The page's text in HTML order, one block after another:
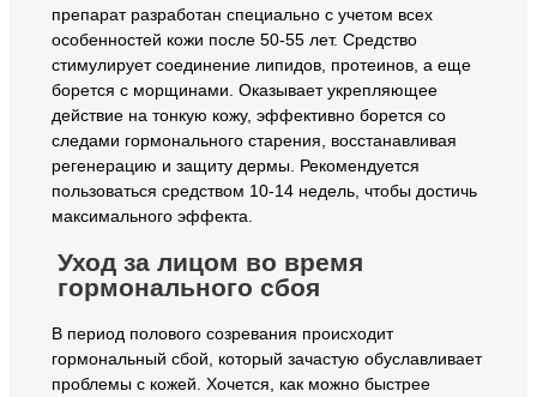
препарат разработан специально с учетом всех
особенностей кожи после 50-55 лет. Средство
стимулирует соединение липидов, протеинов, а еще
борется с морщинами. Оказывает укрепляющее
действие на тонкую кожу, эффективно борется со
следами гормонального старения, восстанавливая
регенерацию и защиту дермы. Рекомендуется
пользоваться средством 10-14 недель, чтобы достичь
максимального эффекта.
Уход за лицом во время
гормонального сбоя
В период полового созревания происходит
гормональный сбой, который зачастую обуславливает
проблемы с кожей. Хочется, как можно быстрее